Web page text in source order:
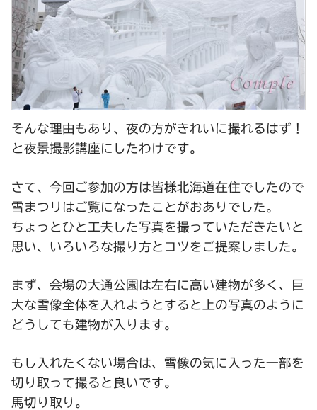
そんな理由もあり、夜の方がきれいに撮れるはず！
と夜景撮影講座にしたわけです。
さて、今回ご参加の方は皆様北海道在住でしたので
雪まつリはご覧になったことがおありでした。
ちょっとひと工夫した写真を撮っていただきたいと
思い、いろいろな撮り方とコツをご提案しました。
まず、会場の大通公園は左右に高い建物が多く、巨
大な雪像全体を入れようとすると上の写真のように
どうしても建物が入ります。
もし入れたくない場合は、雪像の気に入った一部を
切り取って撮ると良いです。
馬切り取り。